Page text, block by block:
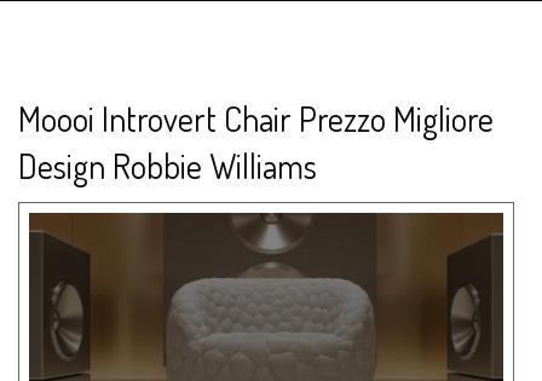
Moooi Introvert Chair Prezzo Migliore
Design Robbie Williams